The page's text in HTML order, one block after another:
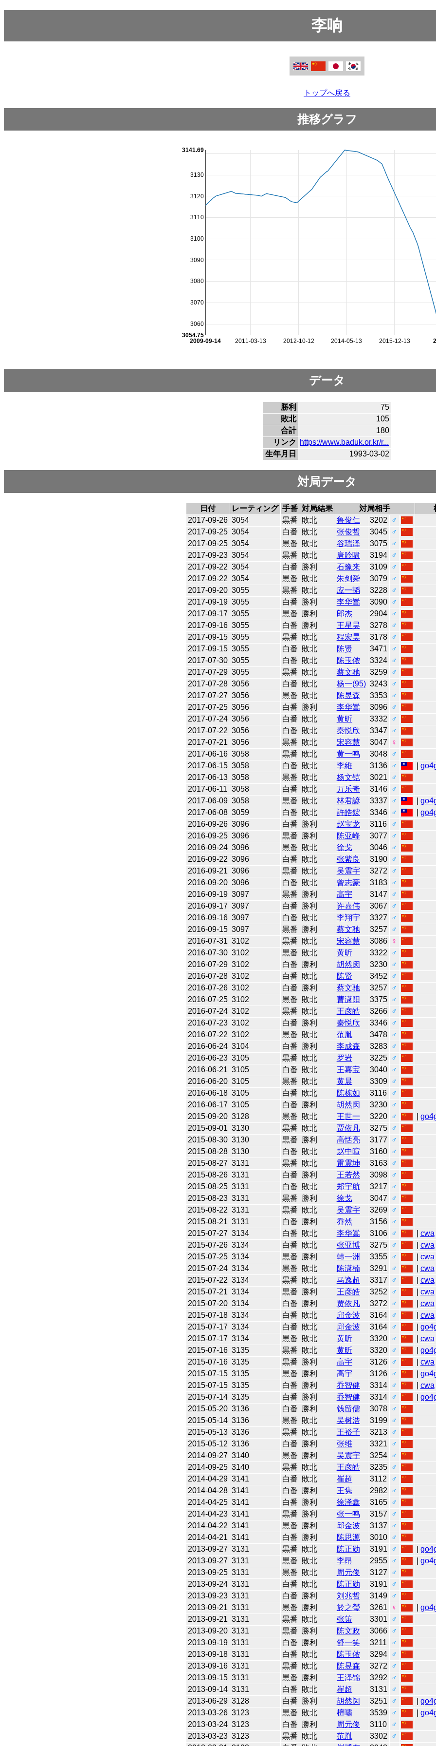
李响
トップへ戻る
推移グラフ
2011-03-13 2012-10-12 2014-05-13 2015-12-13
2009-09-14
3060
3070
3080
3090
3100
3110
3120
3130
3054.75
3141.69
データ
勝利
75
敗北
105
合計
180
リンク
https://www.baduk.or.kr/r...
生年月日
1993-03-02
対局データ
日付 レーティング 手番 対局結果 対局相手
2017-09-26 3054 黒番 敗北 鲁俊仁 3202
♂
2017-09-25 3054 白番 敗北 张俊哲 3045
♂
2017-09-25 3054 黒番 敗北 谷瑞泽 3075
♂
2017-09-23 3054 黒番 敗北 唐吟啸 3194
♂
2017-09-22 3054 白番 勝利 石豫来 3109
♂
2017-09-22 3054 黒番 敗北 朱剑舜 3079
♂
2017-09-20 3055 黒番 敗北 应一韬 3228
♂
2017-09-19 3055 白番 勝利 李华嵩 3090
♂
2017-09-17 3055 黒番 勝利 郎杰 2904
♂
2017-09-16 3055 白番 勝利 王星昊 3278
♂
2017-09-15 3055 黒番 敗北 程宏昊 3178
♂
2017-09-15 3055 白番 敗北 陈贤 3471
♂
2017-07-30 3055 白番 敗北 陈玉侬 3324
♂
2017-07-29 3055 黒番 敗北 蔡文驰 3259
♂
2017-07-28 3056 白番 敗北 杨一(95) 3243
♂
2017-07-27 3056 黒番 敗北 陈昱森 3353
♂
2017-07-25 3056 白番 勝利 李华嵩 3096
♂
2017-07-24 3056 白番 敗北 黄昕 3332
♂
2017-07-22 3056 白番 敗北 秦悦欣 3347
♂
2017-07-21 3056 黒番 敗北 宋容慧 3047
♀
2017-06-16 3058 黒番 敗北 黄一鸣 3048
♂
2017-06-15 3058 白番 敗北 李維 3136 ♂
2017-06-13 3058 黒番 敗北 杨文铠 3021
♂
2017-06-11 3058 白番 敗北 万乐奇 3146
♂
2017-06-09 3058 黒番 敗北 林君諺 3337 ♂
2017-06-08 3059 白番 敗北 許皓鋐 3346 ♂
2016-09-26 3096 白番 勝利 赵宝龙 3116
♂
2016-09-25 3096 黒番 勝利 陈亚峰 3077
♂
2016-09-24 3096 黒番 敗北 徐戈 3046
♂
2016-09-22 3096 白番 敗北 张紫良 3190
♂
2016-09-21 3096 黒番 敗北 吴震宇 3272
♂
2016-09-20 3096 白番 敗北 曾志豪 3183
♂
2016-09-19 3097 黒番 勝利 高宇 3147
♂
2016-09-17 3097 白番 勝利 许嘉伟 3067
♂
2016-09-16 3097 白番 敗北 李翔宇 3327
♂
2016-09-15 3097 黒番 勝利 蔡文驰 3257
♂
2016-07-31 3102 黒番 敗北 宋容慧 3086
♀
2016-07-30 3102 黒番 敗北 黄昕 3322
♂
2016-07-29 3102 白番 勝利 胡然闵 3230
♂
2016-07-28 3102 白番 敗北 陈贤 3452
♂
2016-07-26 3102 白番 勝利 蔡文驰 3257
♂
2016-07-25 3102 黒番 敗北 曹潇阳 3375
♂
2016-07-24 3102 黒番 敗北 王彦皓 3266
♂
2016-07-23 3102 白番 勝利 秦悦欣 3346
♂
2016-07-22 3102 黒番 敗北 范胤 3478
♂
2016-06-24 3104 白番 勝利 李成森 3283
♂
2016-06-23 3105 黒番 敗北 罗岩 3225
♂
2016-06-21 3105 白番 敗北 王嘉宝 3040
♂
2016-06-20 3105 黒番 敗北 黄晨 3309
♂
2016-06-18 3105 白番 敗北 陈栋如 3116
♂
2016-06-17 3105 白番 勝利 胡然闵 3230
♂
2015-09-20 3128 黒番 敗北 王世一 3220 ♂
2015-09-01 3130 黒番 敗北 贾依凡 3275
♂
2015-08-30 3130 黒番 勝利 高恬亮 3177
♂
2015-08-28 3130 白番 敗北 赵中暄 3160
♂
2015-08-27 3131 黒番 敗北 雷震坤 3163
♂
2015-08-26 3131 白番 勝利 王若然 3098
♂
2015-08-25 3131 白番 敗北 郑宇航 3217
♂
2015-08-23 3131 黒番 勝利 徐戈 3047
♂
2015-08-22 3131 黒番 敗北 吴震宇 3269
♂
2015-08-21 3131 白番 勝利 乔然 3156
♂
2015-07-27 3134 白番 敗北 李华嵩 3106 ♂ cwa
2015-07-26 3134 白番 敗北 张亚博 3275 ♂ cwa
2015-07-25 3134 黒番 勝利 韩一洲 3355 ♂ cwa
2015-07-24 3134 黒番 敗北 陈潇楠 3291 ♂ cwa
2015-07-22 3134 黒番 敗北 马逸超 3317 ♂ cwa
2015-07-21 3134 黒番 勝利 王彦皓 3252 ♂ cwa
2015-07-20 3134 白番 勝利 贾依凡 3272 ♂ cwa
2015-07-18 3134 白番 敗北 邱金波 3164 ♂ cwa
2015-07-17 3134 白番 敗北 邱金波 3164 ♂
2015-07-17 3134 黒番 敗北 黄昕 3320 ♂ cwa
2015-07-16 3135 黒番 敗北 黄昕 3320 ♂
2015-07-16 3135 黒番 勝利 高宇 3126 ♂ cwa
2015-07-15 3135 黒番 勝利 高宇 3126 ♂
2015-07-15 3135 白番 勝利 乔智健 3314 ♂ cwa
2015-07-14 3135 白番 勝利 乔智健 3314 ♂
2015-05-20 3136 白番 勝利 钱留儒 3078
♂
2015-05-14 3136 黒番 敗北 吴树浩 3199
♂
2015-05-13 3136 黒番 敗北 王裕子 3213
♂
2015-05-12 3136 白番 勝利 张维 3321
♂
2014-09-27 3140 黒番 勝利 吴震宇 3254
♂
2014-09-25 3140 黒番 敗北 王彦皓 3235
♂
2014-04-29 3141 白番 敗北 崔超 3112
♂
2014-04-28 3141 白番 勝利 王隽 2982
♂
2014-04-25 3141 白番 勝利 徐泽鑫 3165
♂
2014-04-23 3141 黒番 勝利 张一鸣 3157
♂
2014-04-22 3141 黒番 勝利 邱金波 3137
♂
2014-04-21 3141 白番 勝利 陈思源 3010
♂
2013-09-27 3131 黒番 敗北 陈正勋 3191 ♂
2013-09-27 3131 黒番 敗北 李昂 2955 ♂
2013-09-25 3131 黒番 敗北 周元俊 3127
♂
2013-09-24 3131 白番 敗北 陈正勋 3191
♂
2013-09-23 3131 白番 勝利 刘兆哲 3149
♂
2013-09-21 3131 黒番 勝利 於之瑩 3261 ♀
2013-09-21 3131 黒番 敗北 张策 3301
♂
2013-09-20 3131 黒番 勝利 陈文政 3066
♂
2013-09-19 3131 白番 勝利 舒一笑 3211
♂
2013-09-18 3131 白番 敗北 陈玉侬 3294
♂
2013-09-16 3131 黒番 敗北 陈昱森 3272
♂
2013-09-15 3131 黒番 勝利 王泽锦 3292
♂
2013-09-14 3131 白番 敗北 崔超 3131
♂
2013-06-29 3128 白番 勝利 胡然闵 3251 ♂
2013-03-26 3123 黒番 敗北 檀嘯 3539 ♂
2013-03-24 3123 白番 勝利 周元俊 3110
♂
2013-03-23 3123 黒番 敗北 范胤 3302
♂